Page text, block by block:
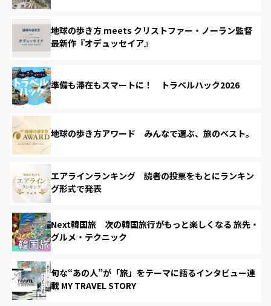
地球の歩き方 meets クリストファー・ノーラン監督
最新作『オデュッセイア』
準備も滞在もスマートに！ トラベルハック2026
地球の歩き方アワード みんなで選ぶ、旅のベスト。
エアラインランキング 読者の投票をもとにランキン
グ形式で発表
Next韓国旅 次の韓国旅行がもっと楽しくなる 旅先・
グルメ・テクニック
旬な“あの人”が「旅」をテーマに語るインタビュー連
載 MY TRAVEL STORY